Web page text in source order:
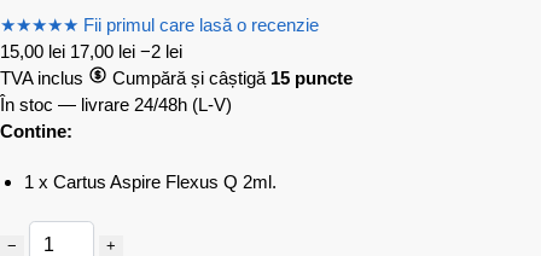
★★★★★ Fii primul care lasă o recenzie
15,00 lei 17,00 lei −2 lei
TVA inclus
Cumpără și câștigă 15 puncte
În stoc — livrare 24/48h (L-V)
Contine:
1 x Cartus Aspire Flexus Q 2ml.
− +